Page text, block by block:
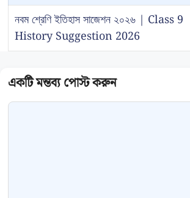
নবম শ্রেণি ইতিহাস সাজেশন ২০২৬ | Class 9
History Suggestion 2026
Comment